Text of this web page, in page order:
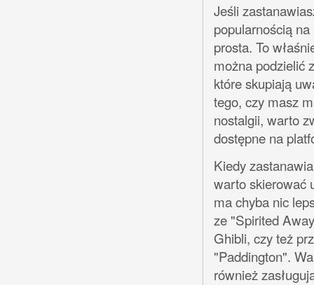
Jeśli
popularnością
prosta. To
można podzielić
które skupiają
tego, czy masz
nostalgii, warto
dostępne na
Kiedy
warto skierować
ma chyba nic
ze "Spirited
Ghibli, czy też
"Paddington".
również